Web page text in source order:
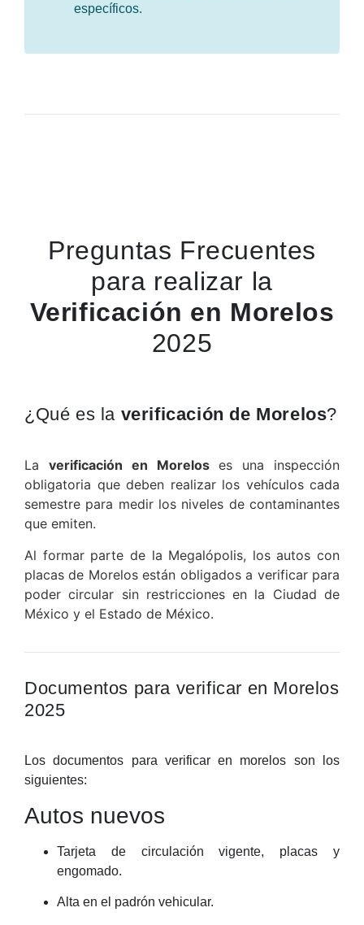
específicos.
Preguntas Frecuentes
para realizar la
Verificación en Morelos
2025
¿Qué es la verificación de Morelos?
La verificación en Moreloses una inspección
obligatoria que deben realizar los vehículos cada
semestre para medir los niveles de contaminantes
que emiten.
Al formar parte de la Megalópolis, los autos con
placas de Morelos están obligados a verificar para
poder circular sin restricciones en la Ciudad de
México y el Estado de México.
Documentos para verificar en Morelos
2025
Los documentos para verificar en morelos son los
siguientes:
Autos nuevos
Tarjeta de circulación vigente, placas y
engomado.
Alta en el padrón vehicular.